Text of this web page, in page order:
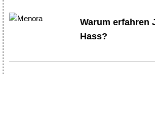
Warum erfahren
Hass?